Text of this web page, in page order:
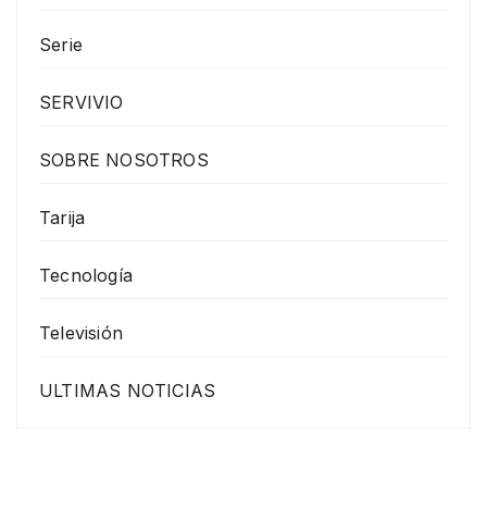
Serie
SERVIVIO
SOBRE NOSOTROS
Tarija
Tecnología
Televisión
ULTIMAS NOTICIAS